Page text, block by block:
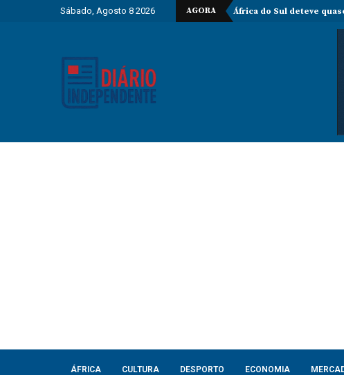
Sábado, Agosto 8 2026 AGORA África do Sul deteve
ÁFRICA CULTURA DESPORTO ECONOMIA